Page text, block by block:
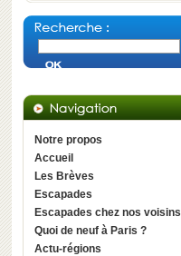
Notre propos
Accueil
Les Brèves
Escapades
Escapades chez nos voisins
Quoi de neuf à Paris ?
Actu-régions